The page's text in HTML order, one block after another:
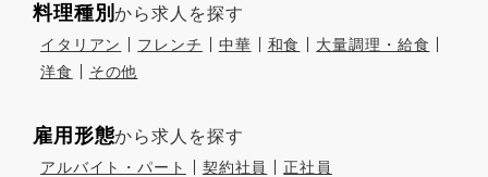
料理種別から求人を探す
イタリアン フレンチ 中華 和食
大量調理・給食
洋食
その他
雇用形態から求人を探す
アルバイト・パート 契約社員 正社員